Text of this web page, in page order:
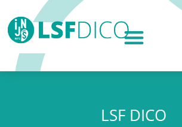
LSF DICO